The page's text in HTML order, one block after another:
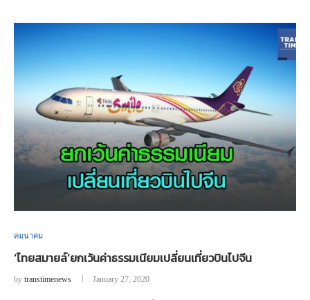
คมนาคม
‘ไทยสมายล์’ยกเว้นค่าธรรมเนียมเปลี่ยนเที่ยวบินไปจีน
by transtimenews January 27, 2020